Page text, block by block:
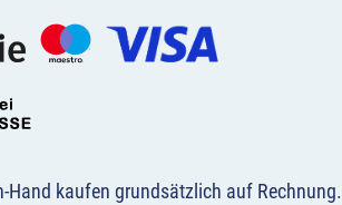
Hand kaufen grundsätzlich auf Rechnung.